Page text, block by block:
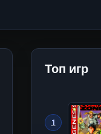
Топ игр
1